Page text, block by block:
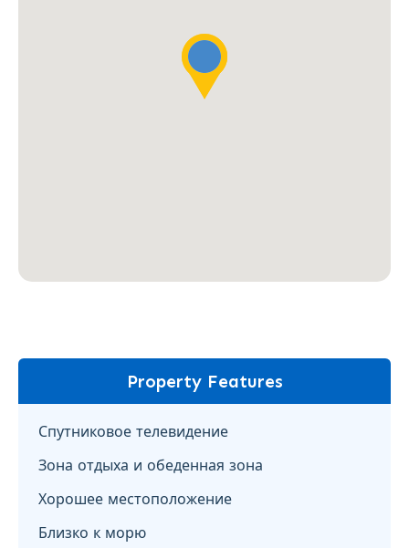
Property Features
Спутниковое телевидение
Зона отдыха и обеденная зона
Хорошее местоположение
Близко к морю